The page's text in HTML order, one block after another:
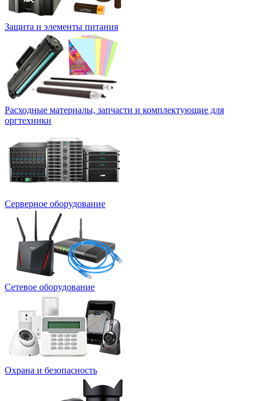
Защита и элементы питания
Расходные материалы, запчасти и комплектующие для
оргтехники
Серверное оборудование
Сетевое оборудование
Охрана и безопасность